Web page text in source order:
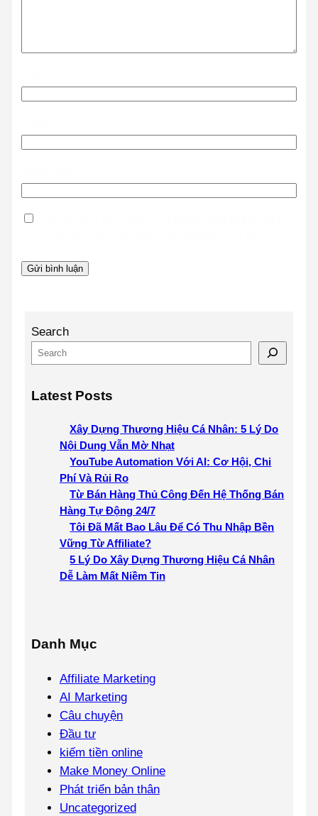
Search
Latest Posts
Xây Dựng Thương Hiệu Cá Nhân: 5 Lý Do
Nội Dung Vẫn Mờ Nhạt
YouTube Automation Với AI: Cơ Hội, Chi
Phí Và Rủi Ro
Từ Bán Hàng Thủ Công Đến Hệ Thống Bán
Hàng Tự Động 24/7
Tôi Đã Mất Bao Lâu Để Có Thu Nhập Bền
Vững Từ Affiliate?
5 Lý Do Xây Dựng Thương Hiệu Cá Nhân
Dễ Làm Mất Niềm Tin
Danh Mục
Affiliate Marketing
AI Marketing
Câu chuyện
Đầu tư
kiếm tiền online
Make Money Online
Phát triển bản thân
Uncategorized